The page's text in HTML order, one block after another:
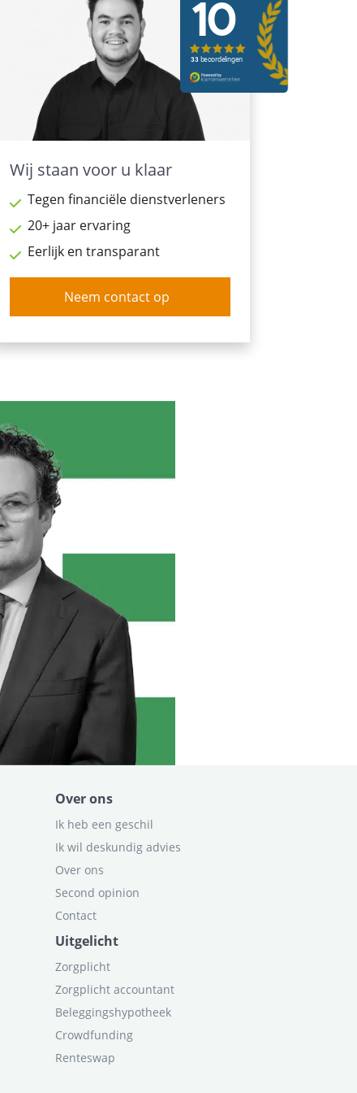
Wij staan voor u klaar
Tegen financiële dienstverleners
20+ jaar ervaring
Eerlijk en transparant
Neem contact op
Over ons
Ik heb een geschil
Ik wil deskundig advies
Over ons
Second opinion
Contact
Uitgelicht
Zorgplicht
Zorgplicht accountant
Beleggingshypotheek
Crowdfunding
Renteswap